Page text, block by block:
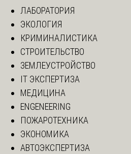
ЛАБОРАТОРИЯ
ЭКОЛОГИЯ
КРИМИНАЛИСТИКА
СТРОИТЕЛЬСТВО
ЗЕМЛЕУСТРОЙСТВО
IT ЭКСПЕРТИЗА
МЕДИЦИНА
ENGENEERING
ПОЖАРОТЕХНИКА
ЭКОНОМИКА
АВТОЭКСПЕРТИЗА